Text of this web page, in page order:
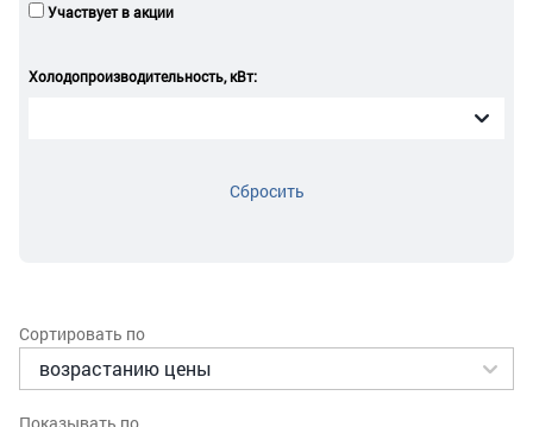
Участвует в акции
Холодопроизводительность, кВт:
Сбросить
Сортировать по
Показывать по